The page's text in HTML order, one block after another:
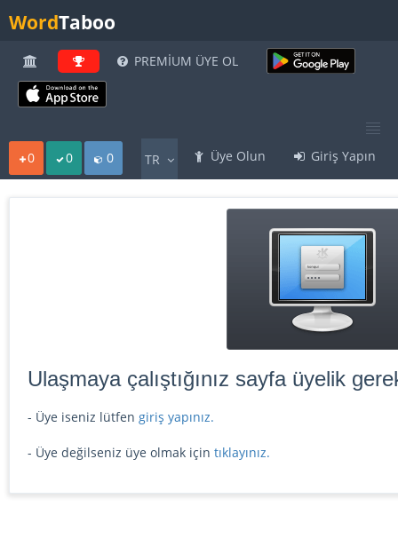
WordTaboo
PREMİUM ÜYE OL
Üye Olun Giriş Yapın
TR
0 0 0
Ulaşmaya çalıştığınız sayfa üyelik
- Üye iseniz lütfen giriş yapınız.
- Üye değilseniz üye olmak için tıklayınız.